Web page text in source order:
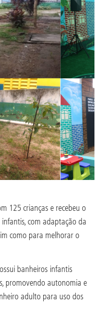
125 crianças e recebeu o
com adaptação da
como para melhorar o
banheiros infantis
promovendo autonomia e
adulto para uso dos